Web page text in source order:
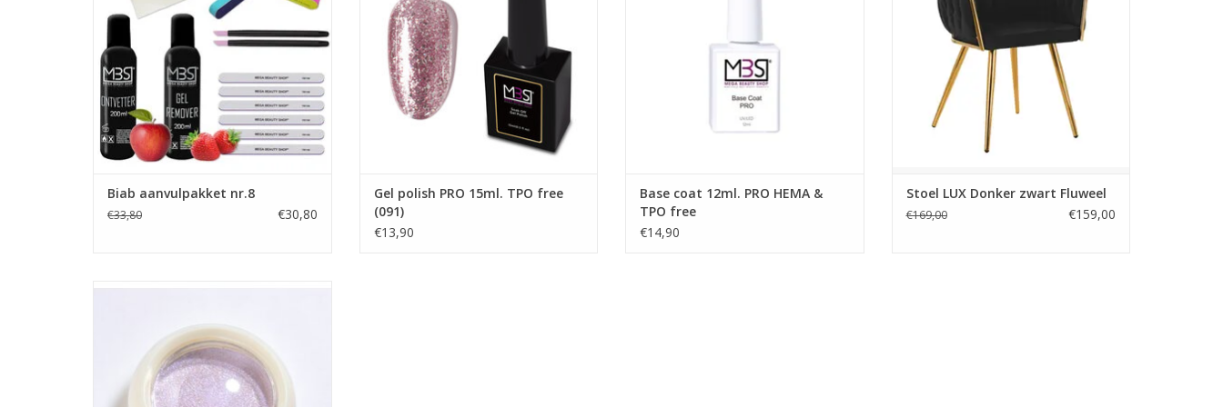
Prijzen zijn incl. btw
Builder in a Bottle
BIAB Nagel Builder Gel
Groothandel in nagelproducten
Showroom
TOEVOEGEN AAN WINKELWAGEN
Biab aanvulpakket nr.8
€33,80 €30,80
Winkel in Zwijndrecht
Prijzen zijn incl. BTW
TOEVOEGEN AAN WINKELWAGEN
Gel polish PRO 15ml. TPO free
(091)
€13,90
Base coat 12ml. PRO HEMA &
TPO free
€14,90
Luxe Bureaustoel- Wieltjes
Claudianails.nl
Snelle levering en lage verzendkosten.
TOEVOEGEN AAN WINKELWAGEN
Stoel LUX Donker zwart Fluweel
€169,00 €159,00
Aurora pearl/cateye poeder
Aurora effect
Cateye poeder
Gellak UV/LED
Gel nagellak